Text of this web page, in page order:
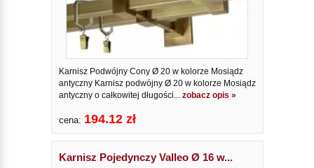
Karnisz Podwójny Cony Ø 20 w kolorze Mosiądz
antyczny Karnisz podwójny Ø 20 w kolorze Mosiądz
antyczny o całkowitej długości... zobacz opis »
cena: 194.12 zł
Karnisz Pojedynczy Valleo Ø 16 w...